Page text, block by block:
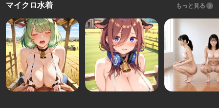
マイクロ水着 もっと見る